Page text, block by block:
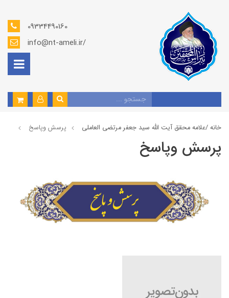
09334490160
info@nt-ameli.ir/
خانه /علامه محقق آیت الله سید جعفر مرتضی العاملی پرسش وپاسخ
پرسش وپاسخ